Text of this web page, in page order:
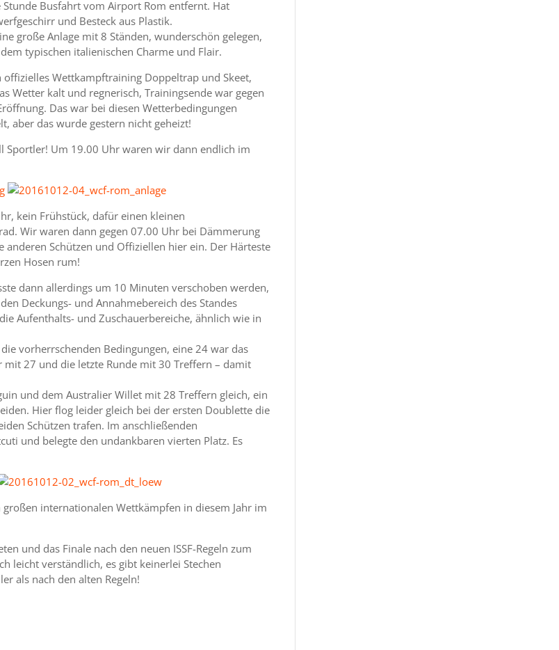
Busfahrt vom Airport Rom entfernt. Hat
und Besteck aus Plastik.
große Anlage mit 8 Ständen, wunderschön gelegen,
typischen italienischen Charme und Flair.
offizielles Wettkampftraining Doppeltrap und Skeet,
Wetter kalt und regnerisch, Trainingsende war gegen
Das war bei diesen Wetterbedingungen
aber das wurde gestern nicht geheizt!
Sportler! Um 19.00 Uhr waren wir dann endlich im
kein Frühstück, dafür einen kleinen
Wir waren dann gegen 07.00 Uhr bei Dämmerung
anderen Schützen und Offiziellen hier ein. Der Härteste
Hosen rum!
dann allerdings um 10 Minuten verschoben werden,
Deckungs- und Annahmebereich des Standes
Aufenthalts- und Zuschauerbereiche, ähnlich wie in
vorherrschenden Bedingungen, eine 24 war das
27 und die letzte Runde mit 30 Treffern – damit
und dem Australier Willet mit 28 Treffern gleich, ein
Hier flog leider gleich bei der ersten Doublette die
Schützen trafen. Im anschließenden
und belegte den undankbaren vierten Platz. Es
internationalen Wettkämpfen in diesem Jahr im
und das Finale nach den neuen ISSF-Regeln zum
leicht verständlich, es gibt keinerlei Stechen
als nach den alten Regeln!